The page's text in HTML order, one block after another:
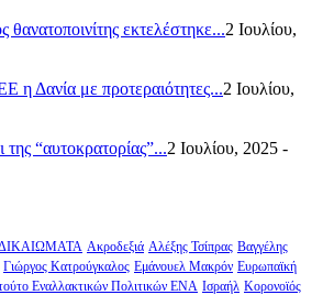
εκτελέστηκε...2 Ιουλίου,
η Δανία με προτεραιότητες...2 Ιουλίου,
“αυτοκρατορίας”...2 Ιουλίου, 2025 -
Ακροδεξιά Αλέξης Τσίπρας Βαγγέλης
Γιώργος Κατρούγκαλος Εμάνουελ Μακρόν Ευρωπαϊκή
Εναλλακτικών Πολιτικών ΕΝΑ Ισραήλ Κορονοϊός